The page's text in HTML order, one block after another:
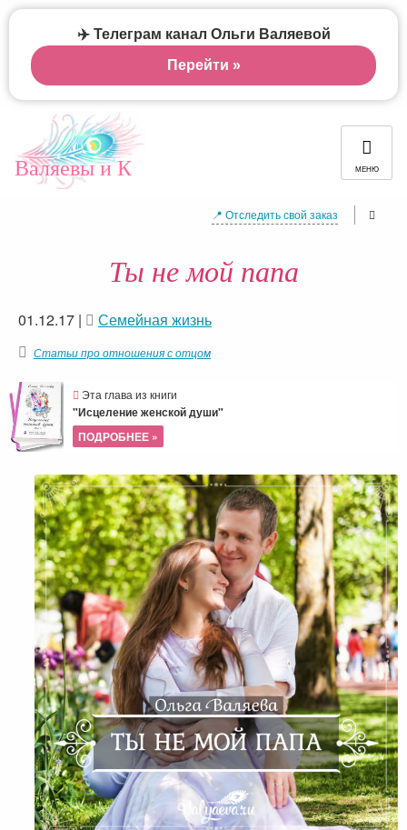
Валяевы и К МЕНЮ
📍 Отследить свой заказ
Ты не мой папа
01.12.17 | Семейная жизнь
Статьи про отношения с отцом
Эта глава из книги
"Исцеление женской души"
ПОДРОБНЕЕ »
✈️ Телеграм канал Ольги Валяевой
Перейти »